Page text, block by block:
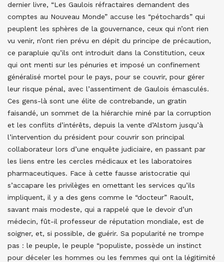
dernier livre, “Les Gaulois réfractaires demandent des
comptes au Nouveau Monde” accuse les “pétochards” qui
peuplent les sphères de la gouvernance, ceux qui n’ont rien
vu venir, n’ont rien prévu en dépit du principe de précaution,
ce parapluie qu’ils ont introduit dans la Constitution, ceux
qui ont menti sur les pénuries et imposé un confinement
généralisé mortel pour le pays, pour se couvrir, pour gérer
leur risque pénal, avec l’assentiment de Gaulois émasculés.
Ces gens-là sont une élite de contrebande, un gratin
faisandé, un sommet de la hiérarchie miné par la corruption
et les conflits d’intérêts, depuis la vente d’Alstom jusqu’à
l’intervention du président pour couvrir son principal
collaborateur lors d’une enquête judiciaire, en passant par
les liens entre les cercles médicaux et les laboratoires
pharmaceutiques. Face à cette fausse aristocratie qui
s’accapare les privilèges en omettant les services qu’ils
impliquent, il y a des gens comme le “docteur” Raoult,
savant mais modeste, qui a rappelé que le devoir d’un
médecin, fût-il professeur de réputation mondiale, est de
soigner, et, si possible, de guérir. Sa popularité ne trompe
pas : le peuple, le peuple “populiste, possède un instinct
pour déceler les hommes ou les femmes qui ont la légitimité